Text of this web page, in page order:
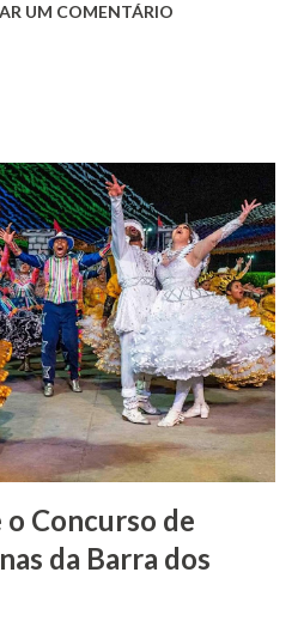
o casamento acabou com o
se da volumosa herança. Em
Rio de Janeiro e casou-se com
O Barão de Maruim
à atividade agrícola, que
reserva financeira. João
a Igreja Matriz de Nosso
que foi inaugurada em 1862 e
de Vasconcelos. A Igreja
UM COMENTÁRIO
o Concurso de
da Barra dos